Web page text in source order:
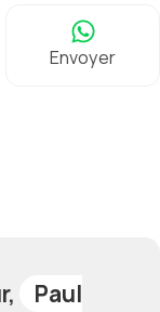
Envoyer
Paul